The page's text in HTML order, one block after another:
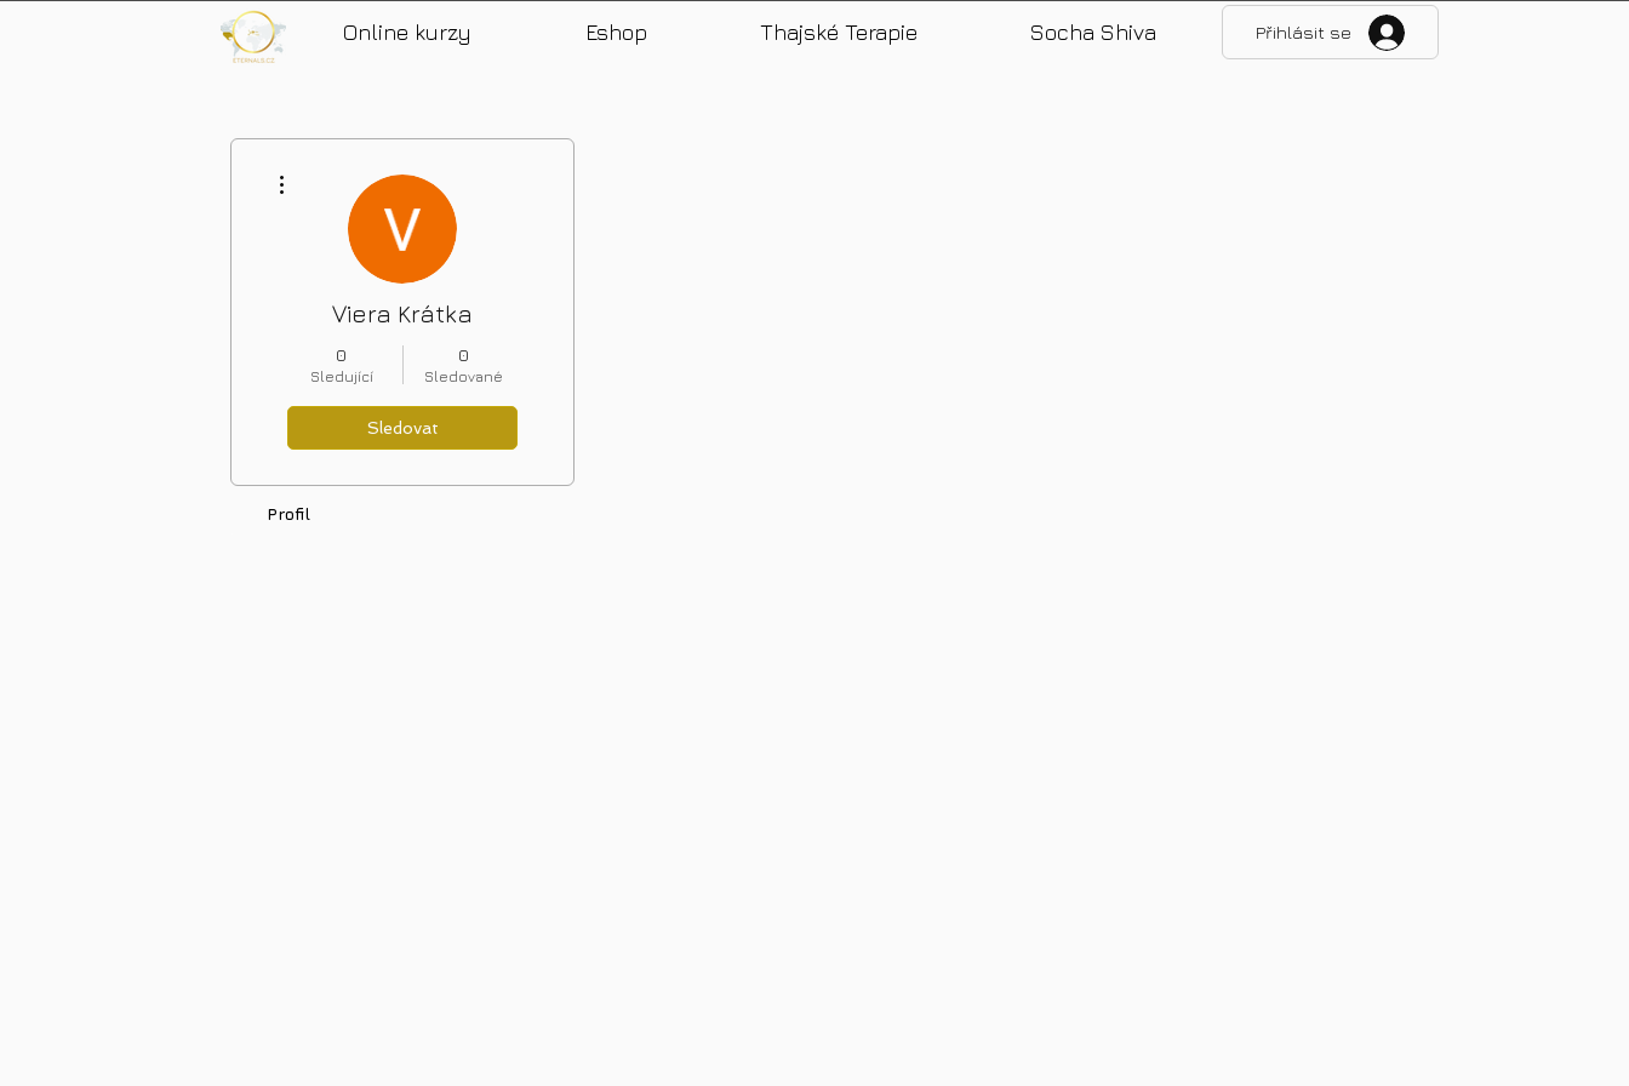
Online kurzy Eshop Thajské Terapie Socha Shiva Přihlásit se
Viera Krátka
0
Sledující
0
Sledované
Sledovat
Profil